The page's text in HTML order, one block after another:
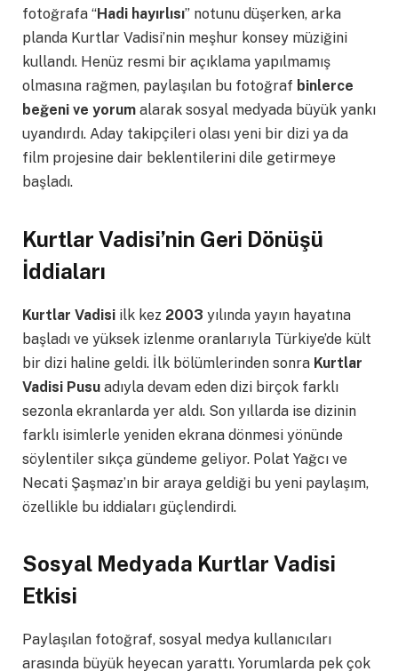
fotoğrafa “Hadi hayırlısı” notunu düşerken, arka
planda Kurtlar Vadisi’nin meşhur konsey müziğini
kullandı. Henüz resmi bir açıklama yapılmamış
olmasına rağmen, paylaşılan bu fotoğraf binlerce
beğeni ve yorum alarak sosyal medyada büyük yankı
uyandırdı. Aday takipçileri olası yeni bir dizi ya da
film projesine dair beklentilerini dile getirmeye
başladı.
Kurtlar Vadisi’nin Geri Dönüşü
İddiaları
Kurtlar Vadisi ilk kez 2003 yılında yayın hayatına
başladı ve yüksek izlenme oranlarıyla Türkiye’de kült
bir dizi haline geldi. İlk bölümlerinden sonra Kurtlar
Vadisi Pusu adıyla devam eden dizi birçok farklı
sezonla ekranlarda yer aldı. Son yıllarda ise dizinin
farklı isimlerle yeniden ekrana dönmesi yönünde
söylentiler sıkça gündeme geliyor. Polat Yağcı ve
Necati Şaşmaz’ın bir araya geldiği bu yeni paylaşım,
özellikle bu iddiaları güçlendirdi.
Sosyal Medyada Kurtlar Vadisi
Etkisi
Paylaşılan fotoğraf, sosyal medya kullanıcıları
arasında büyük heyecan yarattı. Yorumlarda pek çok